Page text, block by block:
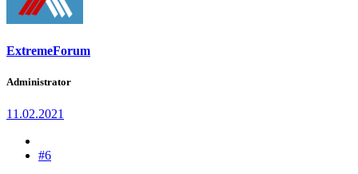
ExtremeForum
Administrator
11.02.2021
#6